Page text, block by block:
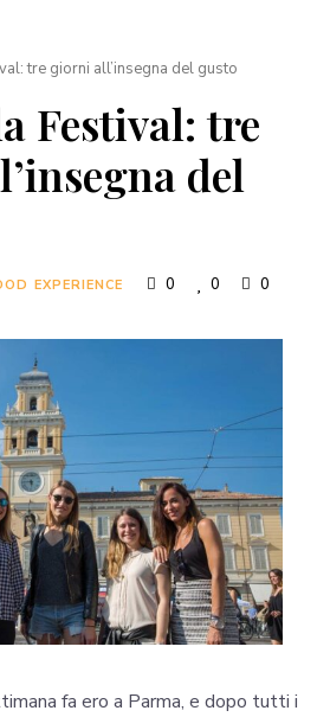
tre giorni all’insegna del gusto
Festival: tre
del
EXPERIENCE 0 0 0
fa ero a Parma, e dopo tutti i